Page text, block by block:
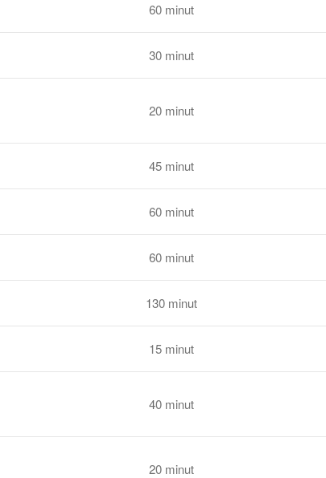
60 minut
30 minut
20 minut
45 minut
60 minut
60 minut
130 minut
15 minut
40 minut
20 minut